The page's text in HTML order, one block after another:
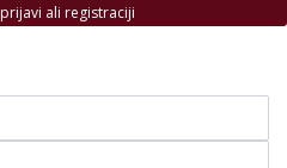
ali registraciji